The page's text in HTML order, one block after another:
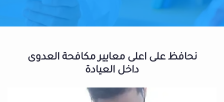
نحافظ على اعلى معايير مكافحة العدوى
داخل العيادة